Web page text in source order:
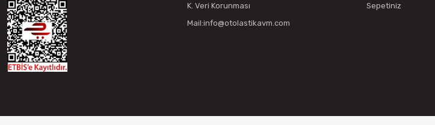
K. Veri Korunması
Mail:info@otolastikavm.com
Sepetiniz